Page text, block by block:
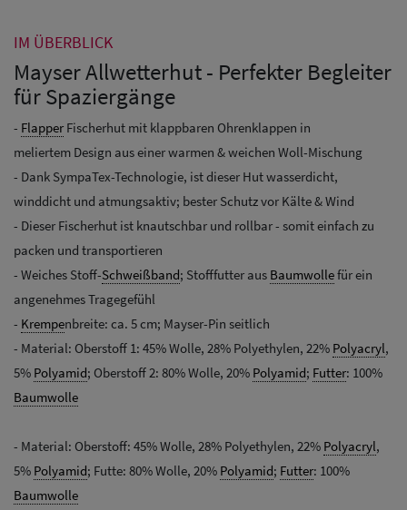
IM ÜBERBLICK
Mayser Allwetterhut - Perfekter Begleiter
für Spaziergänge
- Flapper Fischerhut mit klappbaren Ohrenklappen in
meliertem Design aus einer warmen & weichen Woll-Mischung
- Dank SympaTex-Technologie, ist dieser Hut wasserdicht,
winddicht und atmungsaktiv; bester Schutz vor Kälte & Wind
- Dieser Fischerhut ist knautschbar und rollbar - somit einfach zu
packen und transportieren
- Weiches Stoff-Schweißband; Stofffutter aus Baumwollefür ein
angenehmes Tragegefühl
- Krempenbreite: ca. 5 cm; Mayser-Pin seitlich
- Material: Oberstoff 1: 45% Wolle, 28% Polyethylen, 22% Polyacryl,
5% Polyamid; Oberstoff 2: 80% Wolle, 20% Polyamid; Futter: 100%
Baumwolle
- Material: Oberstoff: 45% Wolle, 28% Polyethylen, 22% Polyacryl,
5% Polyamid; Futte: 80% Wolle, 20% Polyamid; Futter: 100%
Baumwolle